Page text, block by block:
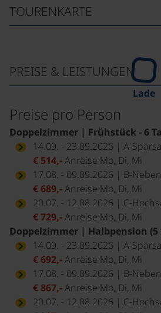
TOURENKARTE
Lade
PREISE & LEISTUNGEN
Preise pro Person
Doppelzimmer | Frühstück - 6
14.09. - 23.09.2026 | A-
€ 514,-Anreise Mo, Di, Mi
17.08. - 09.09.2026 | B-
€ 689,-Anreise Mo, Di, Mi
20.07. - 12.08.2026 | C-
€ 729,-Anreise Mo, Di, Mi
Doppelzimmer | Halbpension (5
14.09. - 23.09.2026 | A-
€ 692,-Anreise Mo, Di, Mi
17.08. - 09.09.2026 | B-
€ 867,-Anreise Mo, Di, Mi
20.07. - 12.08.2026 | C-